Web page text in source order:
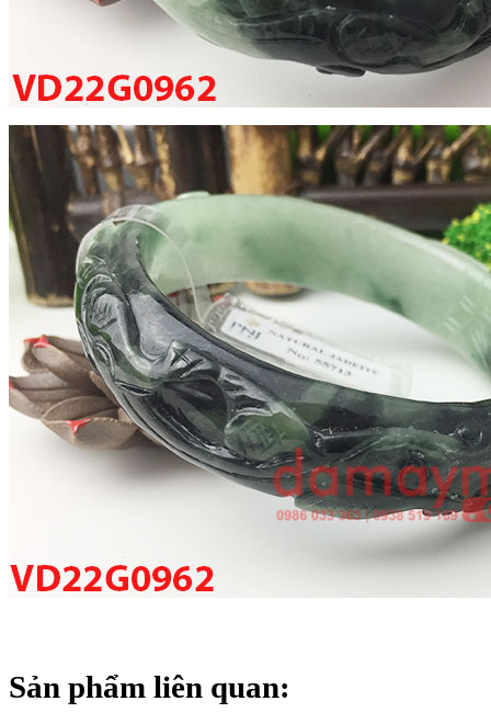
Sản phẩm liên quan: